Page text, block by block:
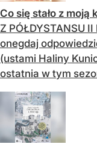
Co się stało z moją
Z PÓŁDYSTANSU
onegdaj
(ustami Haliny
ostatnia w tym